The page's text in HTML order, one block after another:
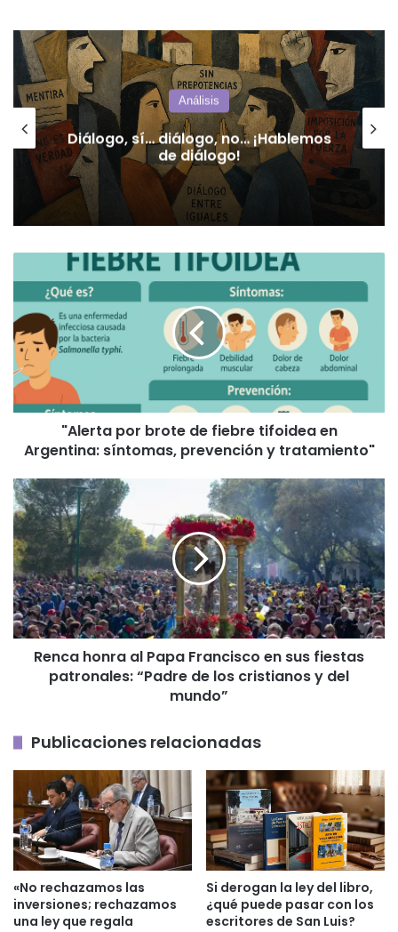
San Luis
El mapa de la deuda interpela a San
Luis: Pedernera aparece entre los
departamentos con más deudores
por
brote
de
fiebre
tifoidea
en
Argentina:
síntomas,
prevención"Alerta por brote de fiebre tifoidea en
Argentina: síntomas, prevención y tratamiento"
Renca
honra
al
Papa
Francisco
en
sus
fiestas
patronales:
“Padre
del
mundo”
Renca honra al Papa Francisco en sus fiestas
patronales: “Padre de los cristianos y del
mundo”
Publicaciones relacionadas
«No rechazamos las
inversiones; rechazamos
una ley que regala
Si derogan la ley del libro,
¿qué puede pasar con los
escritores de San Luis?